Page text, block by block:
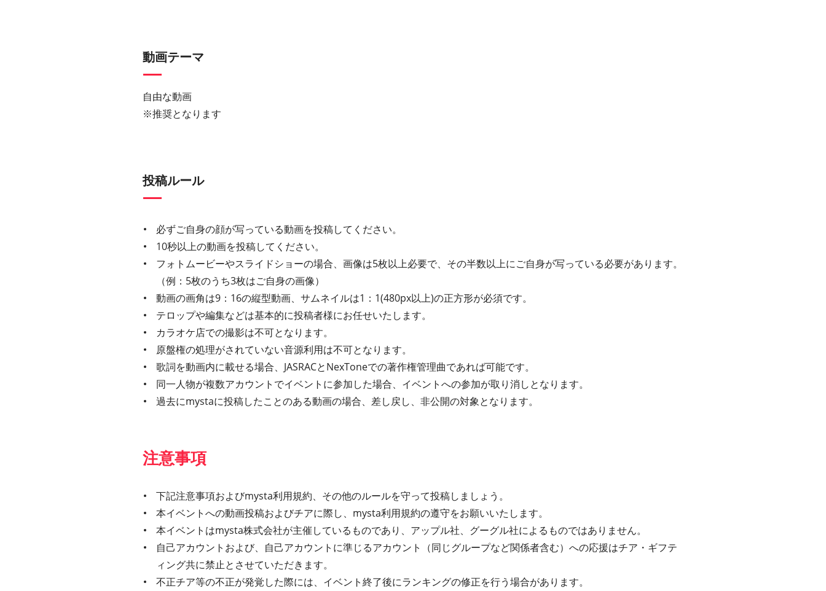
動画テーマ
自由な動画
※推奨となります
投稿ルール
必ずご自身の顔が写っている動画を投稿してください。
10秒以上の動画を投稿してください。
フォトムービーやスライドショーの場合、画像は5枚以上必要で、その半数以上にご自身が写っている必要があります。
（例：5枚のうち3枚はご自身の画像）
動画の画角は9：16の縦型動画、サムネイルは1：1(480px以上)の正方形が必須です。
テロップや編集などは基本的に投稿者様にお任せいたします。
カラオケ店での撮影は不可となります。
原盤権の処理がされていない音源利用は不可となります。
歌詞を動画内に載せる場合、JASRACとNexToneでの著作権管理曲であれば可能です。
同一人物が複数アカウントでイベントに参加した場合、イベントへの参加が取り消しとなります。
過去にmystaに投稿したことのある動画の場合、差し戻し、非公開の対象となります。
注意事項
下記注意事項およびmysta利用規約、その他のルールを守って投稿しましょう。
本イベントへの動画投稿およびチアに際し、mysta利用規約の遵守をお願いいたします。
本イベントはmysta株式会社が主催しているものであり、アップル社、グーグル社によるものではありません。
自己アカウントおよび、自己アカウントに準じるアカウント（同じグループなど関係者含む）への応援はチア・ギフテ
ィング共に禁止とさせていただきます。
不正チア等の不正が発覚した際には、イベント終了後にランキングの修正を行う場合があります。